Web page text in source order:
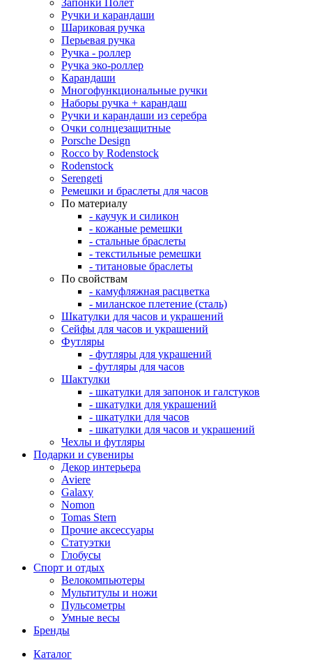
Запонки Полёт
Ручки и карандаши
Шариковая ручка
Перьевая ручка
Ручка - роллер
Ручка эко-роллер
Карандаши
Многофункциональные ручки
Наборы ручка + карандаш
Ручки и карандаши из серебра
Очки солнцезащитные
Porsche Design
Rocco by Rodenstock
Rodenstock
Serengeti
Ремешки и браслеты для часов
По материалу
- каучук и силикон
- кожаные ремешки
- стальные браслеты
- текстильные ремешки
- титановые браслеты
По свойствам
- камуфляжная расцветка
- миланское плетение (сталь)
Шкатулки для часов и украшений
Сейфы для часов и украшений
Футляры
- футляры для украшений
- футляры для часов
Шактулки
- шкатулки для запонок и галстуков
- шкатулки для украшений
- шкатулки для часов
- шкатулки для часов и украшений
Чехлы и футляры
Подарки и сувениры
Декор интерьера
Aviere
Galaxy
Nomon
Tomas Stern
Прочие аксессуары
Статуэтки
Глобусы
Спорт и отдых
Велокомпьютеры
Мультитулы и ножи
Пульсометры
Умные весы
Бренды
Каталог